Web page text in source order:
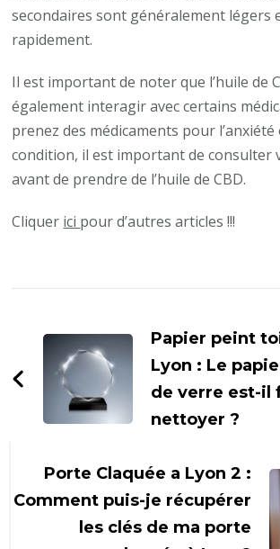
secondaires sont généralement légers
rapidement.
Il est important de noter que l’huile de
également interagir avec certains
prenez des médicaments pour
condition, il est important de consulter
avant de prendre de l’huile de CBD.
Cliquer ici pour d’autres articles !!!
d'article
Papier peint
Lyon : Le
de verre est-il
nettoyer ?
Porte Claquée a Lyon 2 :
Comment puis-je récupérer
les clés de ma porte